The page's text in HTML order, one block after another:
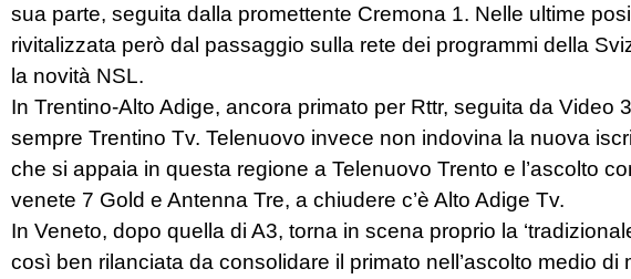
sua parte, seguita dalla promettente Cremona 1. Nelle ultime
rivitalizzata però dal passaggio sulla rete dei programmi della
la novità NSL.
In Trentino-Alto Adige, ancora primato per Rttr, seguita da Video
sempre Trentino Tv. Telenuovo invece non indovina la nuova
che si appaia in questa regione a Telenuovo Trento e l’ascolto
venete 7 Gold e Antenna Tre, a chiudere c’è Alto Adige Tv.
In Veneto, dopo quella di A3, torna in scena proprio la
così ben rilanciata da consolidare il primato nell’ascolto medio